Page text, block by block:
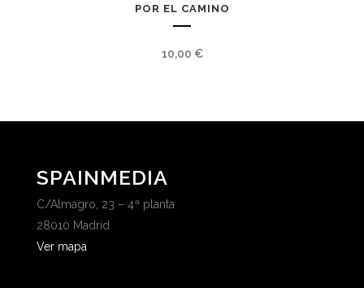
POR EL CAMINO
10,00 €
SPAINMEDIA
C/Almagro, 23 – 4ª planta
28010 Madrid
Ver mapa